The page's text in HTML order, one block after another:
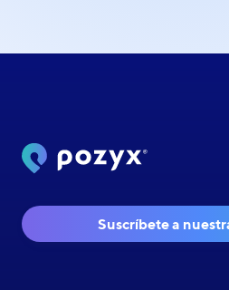
Suscríbete a